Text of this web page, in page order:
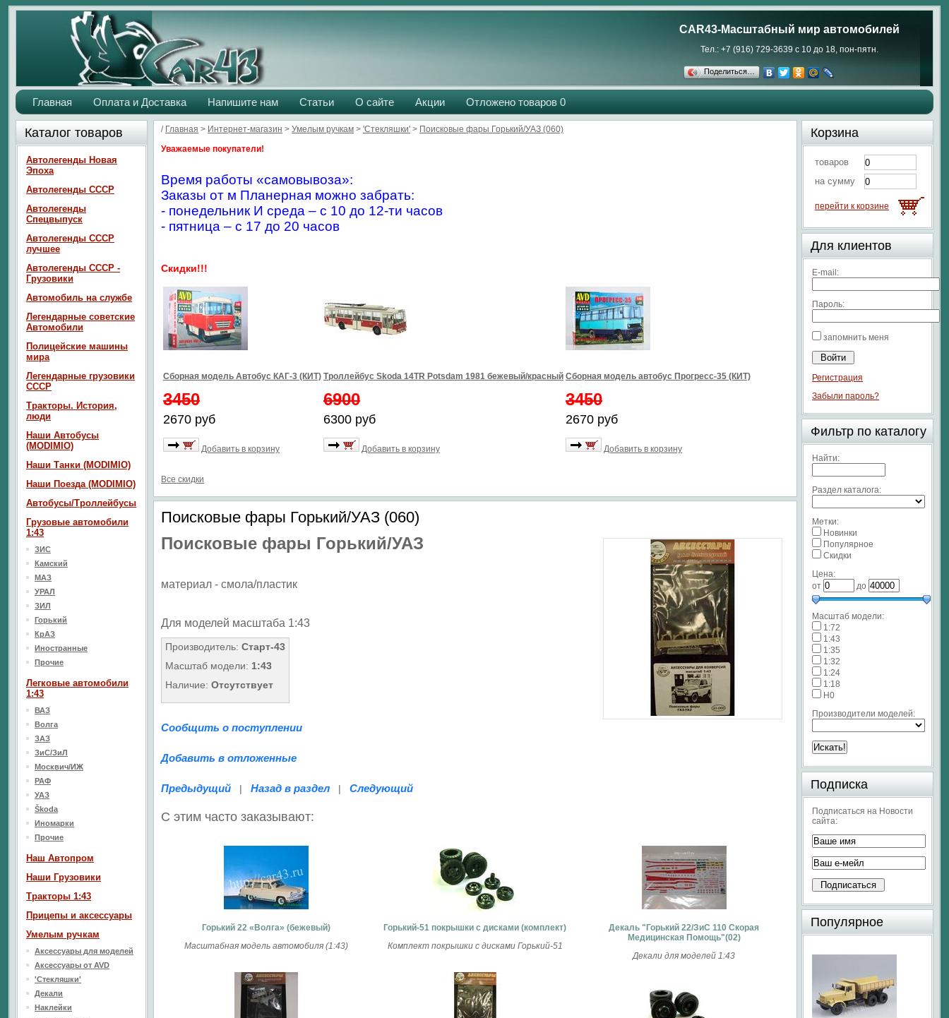
CAR43-Масштабный мир автомобилей
Тел.: +7 (916) 729-3639 с 10 до 18, пон-пятн.
Поделиться…
Главная Оплата и Доставка Напишите нам Статьи О сайте Акции Отложено товаров 0
/ Главная > Интернет-магазин > Умелым ручкам > 'Стекляшки' > Поисковые фары Горький/УАЗ (060)
Уважаемые покупатели!
Время работы «самовывоза»:
Заказы от м Планерная можно забрать:
- понедельник И среда – с 10 до 12-ти часов
- пятница – с 17 до 20 часов
Скидки!!!
Сборная модель Автобус КАГ-3 (КИТ)
3450
2670 руб
Добавить в корзину
Троллейбус Skoda 14TR Potsdam 1981 бежевый/красный
6900
6300 руб
Добавить в корзину
Сборная модель автобус Прогресс-35 (КИТ)
3450
2670 руб
Добавить в корзину
Все скидки
Поисковые фары Горький/УАЗ (060)
Поисковые фары Горький/УАЗ
материал - смола/пластик
Для моделей масштаба 1:43
Производитель: Старт-43
Масштаб модели: 1:43
Наличие: Отсутствует
Сообщить о поступлении
Добавить в отложенные
Предыдущий | Назад в раздел | Следующий
С этим часто заказывают:
Горький 22 «Волга» (бежевый)
Масштабная модель автомобиля (1:43)
Горький-51 покрышки с дисками (комплект)
Комплект покрышки с дисками Горький-51
Декаль "Горький 22/ЗиС 110 Скорая
Медицинская Помощь"(02)
Декали для моделей 1:43
Каталог товаров
Автолегенды Новая
Эпоха
Автолегенды СССР
Автолегенды
Спецвыпуск
Автолегенды СССР
лучшее
Автолегенды СССР -
Грузовики
Автомобиль на службе
Легендарные советские
Автомобили
Полицейские машины
мира
Легендарные грузовики
СССР
Тракторы. История,
люди
Наши Автобусы
(MODIMIO)
Наши Танки (MODIMIO)
Наши Поезда (MODIMIO)
Автобусы/Троллейбусы
Грузовые автомобили
1:43
ЗИС
Камский
МАЗ
УРАЛ
ЗИЛ
Горький
КрАЗ
Иностранные
Прочие
Легковые автомобили
1:43
ВАЗ
Волга
ЗАЗ
ЗиС/ЗиЛ
Москвич/ИЖ
РАФ
УАЗ
Škoda
Иномарки
Прочие
Наш Aвтопром
Наши Грузовики
Тракторы 1:43
Прицепы и аксессуары
Умелым ручкам
Аксессуары для моделей
Аксессуары от AVD
'Стекляшки'
Декали
Наклейки
Корзина
товаров
на сумму
перейти к корзине
Для клиентов
E-mail:
Пароль:
запомнить меня
Регистрация
Забыли пароль?
Фильтр по каталогу
Найти:
Раздел каталога:
Метки:
Новинки
Популярное
Скидки
Цена:
от
до
Масштаб модели:
1:72
1:43
1:35
1:32
1:24
1:18
H0
Производители моделей:
Подписка
Подписаться на Новости
сайта:
Популярное